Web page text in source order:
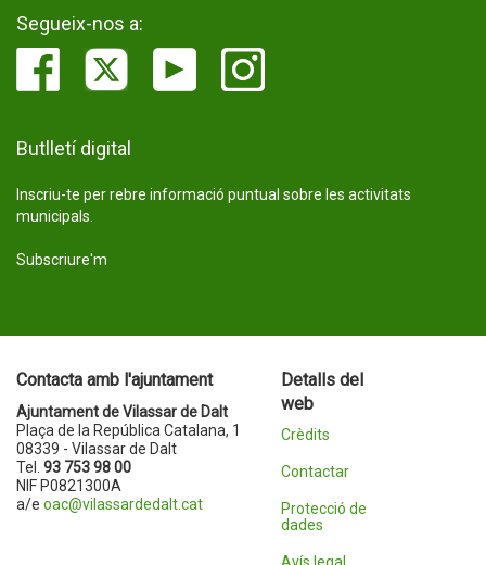
Segueix-nos a:
Butlletí digital
Inscriu-te per rebre informació puntual sobre les activitats
municipals.
Subscriure'm
Contacta amb l'ajuntament
Ajuntament de Vilassar de Dalt
Plaça de la República Catalana, 1
08339 - Vilassar de Dalt
Tel. 93 753 98 00
NIF P0821300A
a/e oac@vilassardedalt.cat
Detalls del
web
Crèdits
Contactar
Protecció de
dades